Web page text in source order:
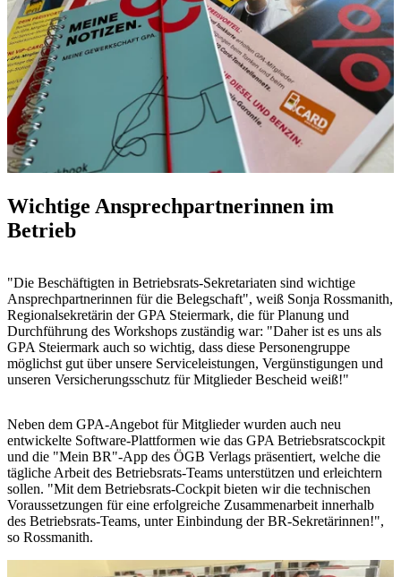
Wichtige Ansprechpartnerinnen im
Betrieb
"Die Beschäftigten in Betriebsrats-Sekretariaten sind wichtige
Ansprechpartnerinnen für die Belegschaft", weiß Sonja Rossmanith,
Regionalsekretärin der GPA Steiermark, die für Planung und
Durchführung des Workshops zuständig war: "Daher ist es uns als
GPA Steiermark auch so wichtig, dass diese Personengruppe
möglichst gut über unsere Serviceleistungen, Vergünstigungen und
unseren Versicherungsschutz für Mitglieder Bescheid weiß!"
Neben dem GPA-Angebot für Mitglieder wurden auch neu
entwickelte Software-Plattformen wie das GPA Betriebsratscockpit
und die "Mein BR"-App des ÖGB Verlags präsentiert, welche die
tägliche Arbeit des Betriebsrats-Teams unterstützen und erleichtern
sollen. "Mit dem Betriebsrats-Cockpit bieten wir die technischen
Voraussetzungen für eine erfolgreiche Zusammenarbeit innerhalb
des Betriebsrats-Teams, unter Einbindung der BR-Sekretärinnen!",
so Rossmanith.